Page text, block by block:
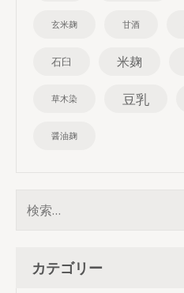
玄米麹 甘酒
石臼 米麹
草木染 豆乳
醤油麹
検
カテゴリー